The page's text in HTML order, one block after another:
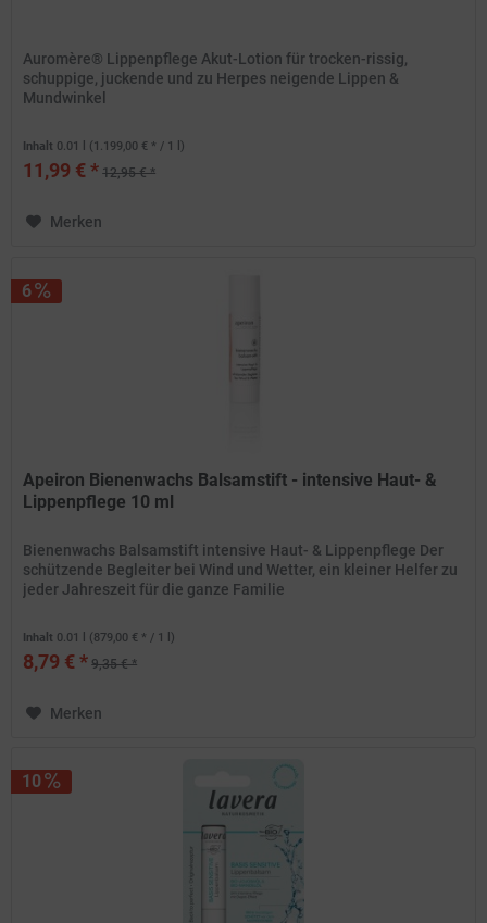
Auromère® Lippenpflege Akut-Lotion für trocken-rissig,
schuppige, juckende und zu Herpes neigende Lippen &
Mundwinkel
Inhalt 0.01 l (1.199,00 € * / 1 l)
11,99 € * 12,95 € *
Merken
6
Apeiron Bienenwachs Balsamstift - intensive Haut- &
Lippenpflege 10 ml
Bienenwachs Balsamstift intensive Haut- & Lippenpflege Der
schützende Begleiter bei Wind und Wetter, ein kleiner Helfer zu
jeder Jahreszeit für die ganze Familie
Inhalt 0.01 l (879,00 € * / 1 l)
8,79 € * 9,35 € *
Merken
10